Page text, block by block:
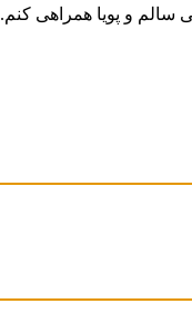
و پویا همراهی کنم.